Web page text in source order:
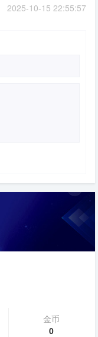
2025-10-15 22:55:57
金币
0